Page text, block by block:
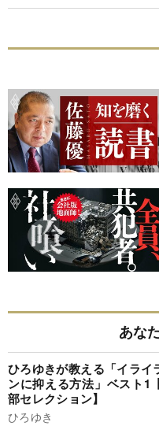
あな
ひろゆきが教える「イライ
ンに抑える方法」ベスト1
部セレクション】
ひろゆき